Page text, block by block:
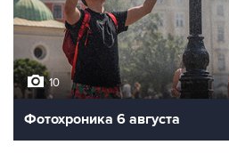
10
Фотохроника 6 августа